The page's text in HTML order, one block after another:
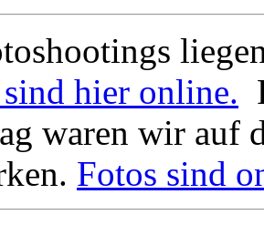
hier online.
waren wir auf
Fotos sind